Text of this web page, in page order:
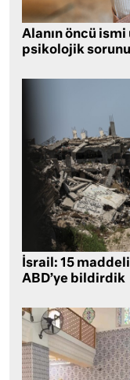
Alanın öncü
psikolojik
İsrail: 15
ABD’ye bildirdik